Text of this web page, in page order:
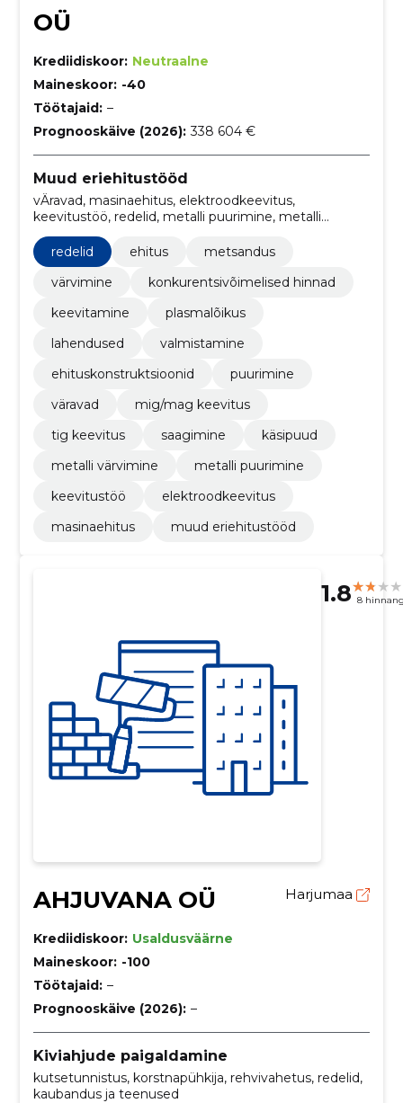
OÜ
Krediidiskoor: Neutraalne
Maineskoor: -40
Töötajaid: –
Prognooskäive (2026): 338 604 €
Muud eriehitustööd
vÄravad, masinaehitus, elektroodkeevitus,
keevitustöö, redelid, metalli puurimine, metalli
värvimine, käsipuud, saagimine, TIG Keevitus
redelid
ehitus
metsandus
värvimine
konkurentsivõimelised hinnad
keevitamine
plasmalõikus
lahendused
valmistamine
ehituskonstruktsioonid
puurimine
väravad
mig/mag keevitus
tig keevitus
saagimine
käsipuud
metalli värvimine
metalli puurimine
keevitustöö
elektroodkeevitus
masinaehitus
muud eriehitustööd
1.8 8
AHJUVANA OÜ Harjumaa
Krediidiskoor: Usaldusväärne
Maineskoor: -100
Töötajaid: –
Prognooskäive (2026): –
Kiviahjude paigaldamine
kutsetunnistus, korstnapühkija, rehvivahetus, redelid,
kaubandus ja teenused